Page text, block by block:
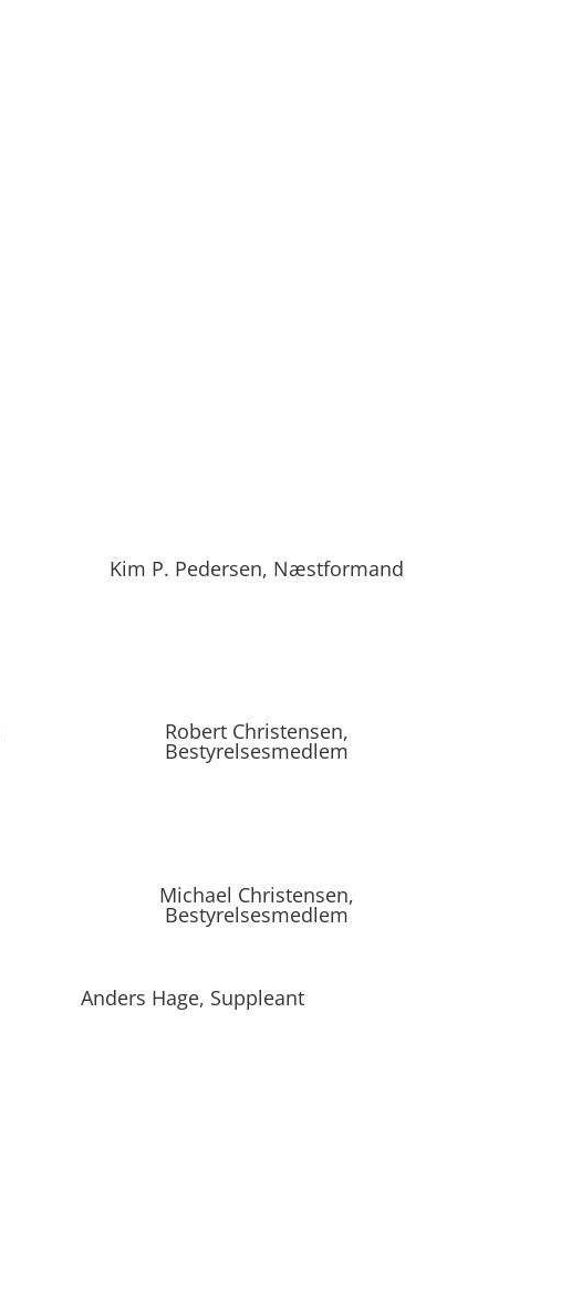
Kim P. Pedersen, Næstformand
Robert Christensen,
Bestyrelsesmedlem
Michael Christensen,
Bestyrelsesmedlem
Anders Hage, Suppleant